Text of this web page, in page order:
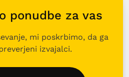
ponudbe za vas
mi poskrbimo, da ga
izvajalci.